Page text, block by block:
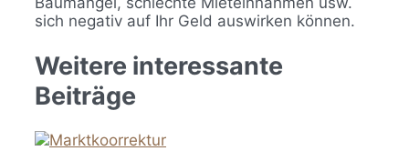
sich negativ auf Ihr Geld auswirken können.
Weitere interessante
Beiträge